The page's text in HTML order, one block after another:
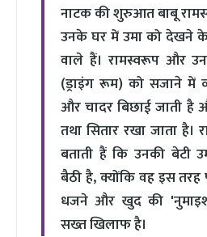
नाटक की शुरुआत बाबू
उनके घर में उमा को देखने
वाले हैं। रामस्वरूप और
(ड्राइंग रूम) को सजाने में
और चादर बिछाई जाती है
तथा सितार रखा जाता है।
बताती हैं कि उनकी बेटी
बैठी है, क्योंकि वह इस
धजने और खुद की
सख्त खिलाफ है।